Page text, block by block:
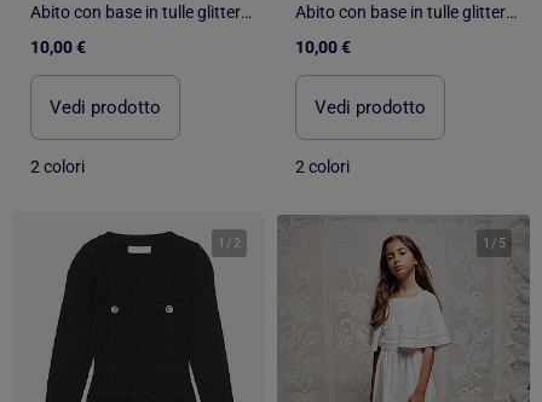
Abito con base in tulle glitterato
10,00 €
Vedi prodotto
2 colori
Abito con base in tulle glitterato
10,00 €
Vedi prodotto
2 colori
1 / 2 1 / 5